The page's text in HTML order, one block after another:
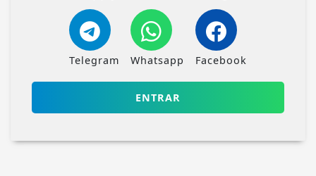
Telegram Whatsapp Facebook
ENTRAR